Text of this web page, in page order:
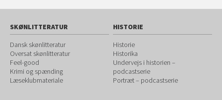
SKØNLITTERATUR
Dansk skønlitteratur
Oversat skønlitteratur
Feel-good
Krimi og spænding
Læseklubmateriale
HISTORIE
Historie
Historika
Undervejs i historien –
podcastserie
Portræt – podcastserie